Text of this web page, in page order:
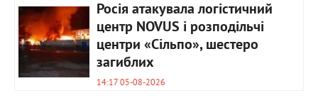
Росія атакувала логістичний
центр NOVUS і розподільчі
центри «Сільпо», шестеро
загиблих
14:17 05-08-2026